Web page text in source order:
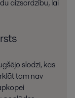
aizsardzību, lai
slodzi, kas
tam nav